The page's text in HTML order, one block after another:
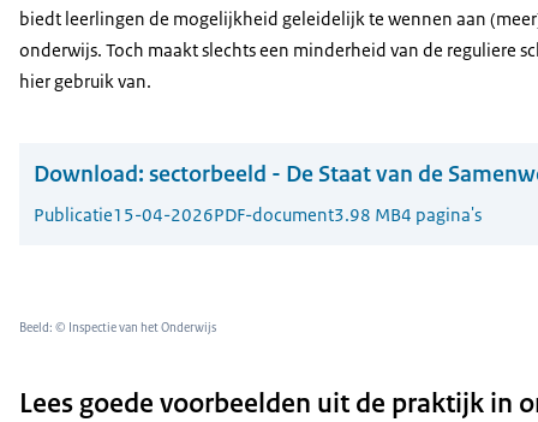
biedt leerlingen de mogelijkheid geleidelijk te wennen aan
onderwijs. Toch maakt slechts een minderheid van de reguliere
hier gebruik van.
Download: sectorbeeld - De Staat van de
Publicatie15-04-2026PDF-document3.98 MB4 pagina's
Beeld: © Inspectie van het Onderwijs
Lees goede voorbeelden uit de praktijk in